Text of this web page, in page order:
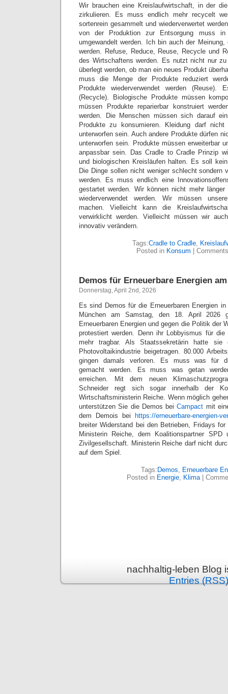
Wir brauchen eine Kreislaufwirtschaft, in der
zirkulieren. Es muss endlich mehr recycelt
sortenrein gesammelt und wiederverwertet
von der Produktion zur Entsorgung muss in
umgewandelt werden. Ich bin auch der Meinung,
werden. Refuse, Reduce, Reuse, Recycle und
des Wirtschaftens werden. Es nutzt nicht nur
überlegt werden, ob man ein neues Produkt
muss die Menge der Produkte reduziert
Produkte wiederverwendet werden (Reuse).
(Recycle). Biologische Produkte müssen
müssen Produkte reparierbar konstruiert
werden. Die Menschen müssen sich darauf
Produkte zu konsumieren. Kleidung darf
unterworfen sein. Auch andere Produkte dürfen
unterworfen sein. Produkte müssen erweiterbar
anpassbar sein. Das Cradle to Cradle Prinzip
und biologischen Kreisläufen halten. Es soll
Die Dinge sollen nicht weniger schlecht sondern
werden. Es muss endlich eine
gestartet werden. Wir können nicht mehr
wiederverwendet werden. Wir müssen
machen. Vielleicht kann die
verwirklicht werden. Vielleicht müssen wir
innovativ verändern.
Tags:Cradle to Cradle,
Posted in Konsum
Demos für Erneuerbare Energien am
Donnerstag, April 2nd, 2026
Es sind Demos für die Erneuerbaren Energien
München am Samstag, den 18. April 2026
Erneuerbaren Energien und gegen die Politik der
protestiert werden. Denn ihr Lobbyismus für
mehr tragbar. Als Staatssekretärin hatte sie
Photovoltaikindustrie beigetragen. 80.000
gingen damals verloren. Es muss was für
gemacht werden. Es muss was getan
erreichen. Mit dem neuen
Schneider regt sich sogar innerhalb der
Wirtschaftsministerin Reiche. Wenn möglich
unterstützen Sie die Demos beiCampact mit
dem Demois bei
https://erneuerbare-energien-
breiter Widerstand bei den Betrieben, Fridays
Ministerin Reiche, dem Koalitionspartner SPD
Zivilgesellschaft. Ministerin Reiche darf nicht
auf dem Spiel.
Tags: Demos, Erneuerbare
Posted in Energie, Klima|
nachhaltig-leben Blog
Entries (RSS)